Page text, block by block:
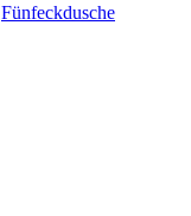
Fünfeckdusche